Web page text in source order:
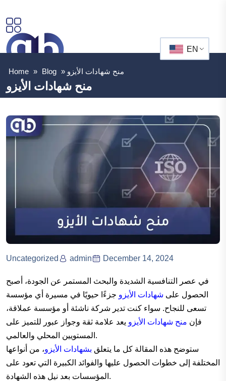
EN
Home » Blog » منح شهادات الأيزو
منح شهادات الأيزو
Uncategorized admin December 14, 2024
في عصر التنافسية الشديدة والبحث المستمر عن الجودة، أصبح
الحصول على شهادات الأيزو جزءًا حيويًا في مسيرة أي مؤسسة
تسعى للنجاح. سواء كنت تدير شركة ناشئة أو مؤسسة عملاقة،
فإن منح شهادات الأيزو يعد علامة ثقة وجواز عبور للتميز على
المستويين المحلي والعالمي.
ستوضح هذه المقالة كل ما يتعلق بشهادات الأيزو، من أنواعها
المختلفة إلى خطوات الحصول عليها والفوائد الكبيرة التي تعود على
المؤسسات بعد نيل هذه الشهادة.